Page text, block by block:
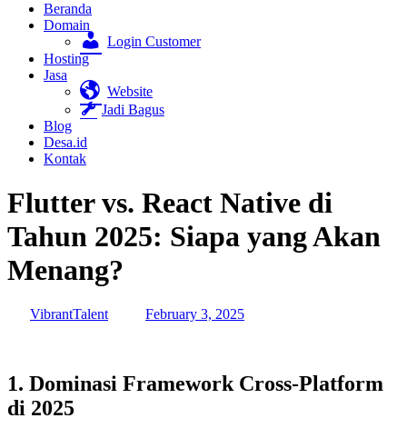
Beranda
Domain
Login Customer
Hosting
Jasa
Website
Jadi Bagus
Blog
Desa.id
Kontak
Flutter vs. React Native di
Tahun 2025: Siapa yang Akan
Menang?
VibrantTalent February 3, 2025
1. Dominasi Framework Cross-Platform
di 2025